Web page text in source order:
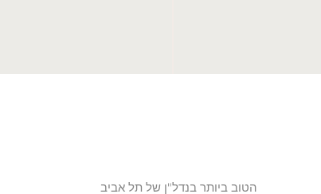
הטוב ביותר בנדל"ן של תל אביב